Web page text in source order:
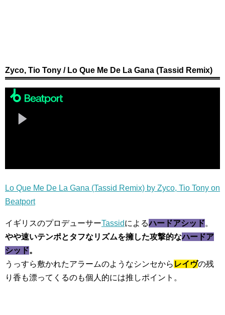
Zyco, Tio Tony / Lo Que Me De La Gana (Tassid Remix)
Lo Que Me De La Gana (Tassid Remix) by Zyco, Tio Tony on
Beatport
イギリスのプロデューサーTassidによるハードアシッド。
やや速いテンポとタフなリズムを擁した攻撃的なハードア
シッド。
うっすら敷かれたアラームのようなシンセから レイヴの残
り香も漂ってくるのも個人的には推しポイント。